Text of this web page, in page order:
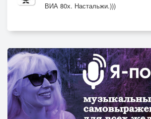
ВИА 80х. Настальжи.)))